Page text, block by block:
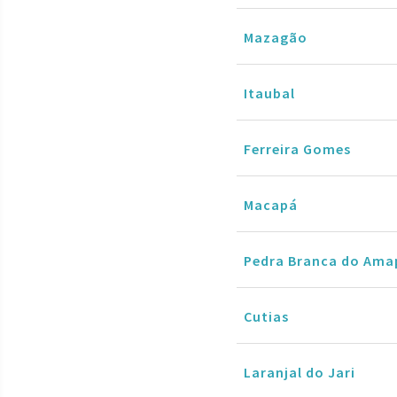
Mazagão
Itaubal
Ferreira Gomes
Macapá
Pedra Branca do
Cutias
Laranjal do Jari